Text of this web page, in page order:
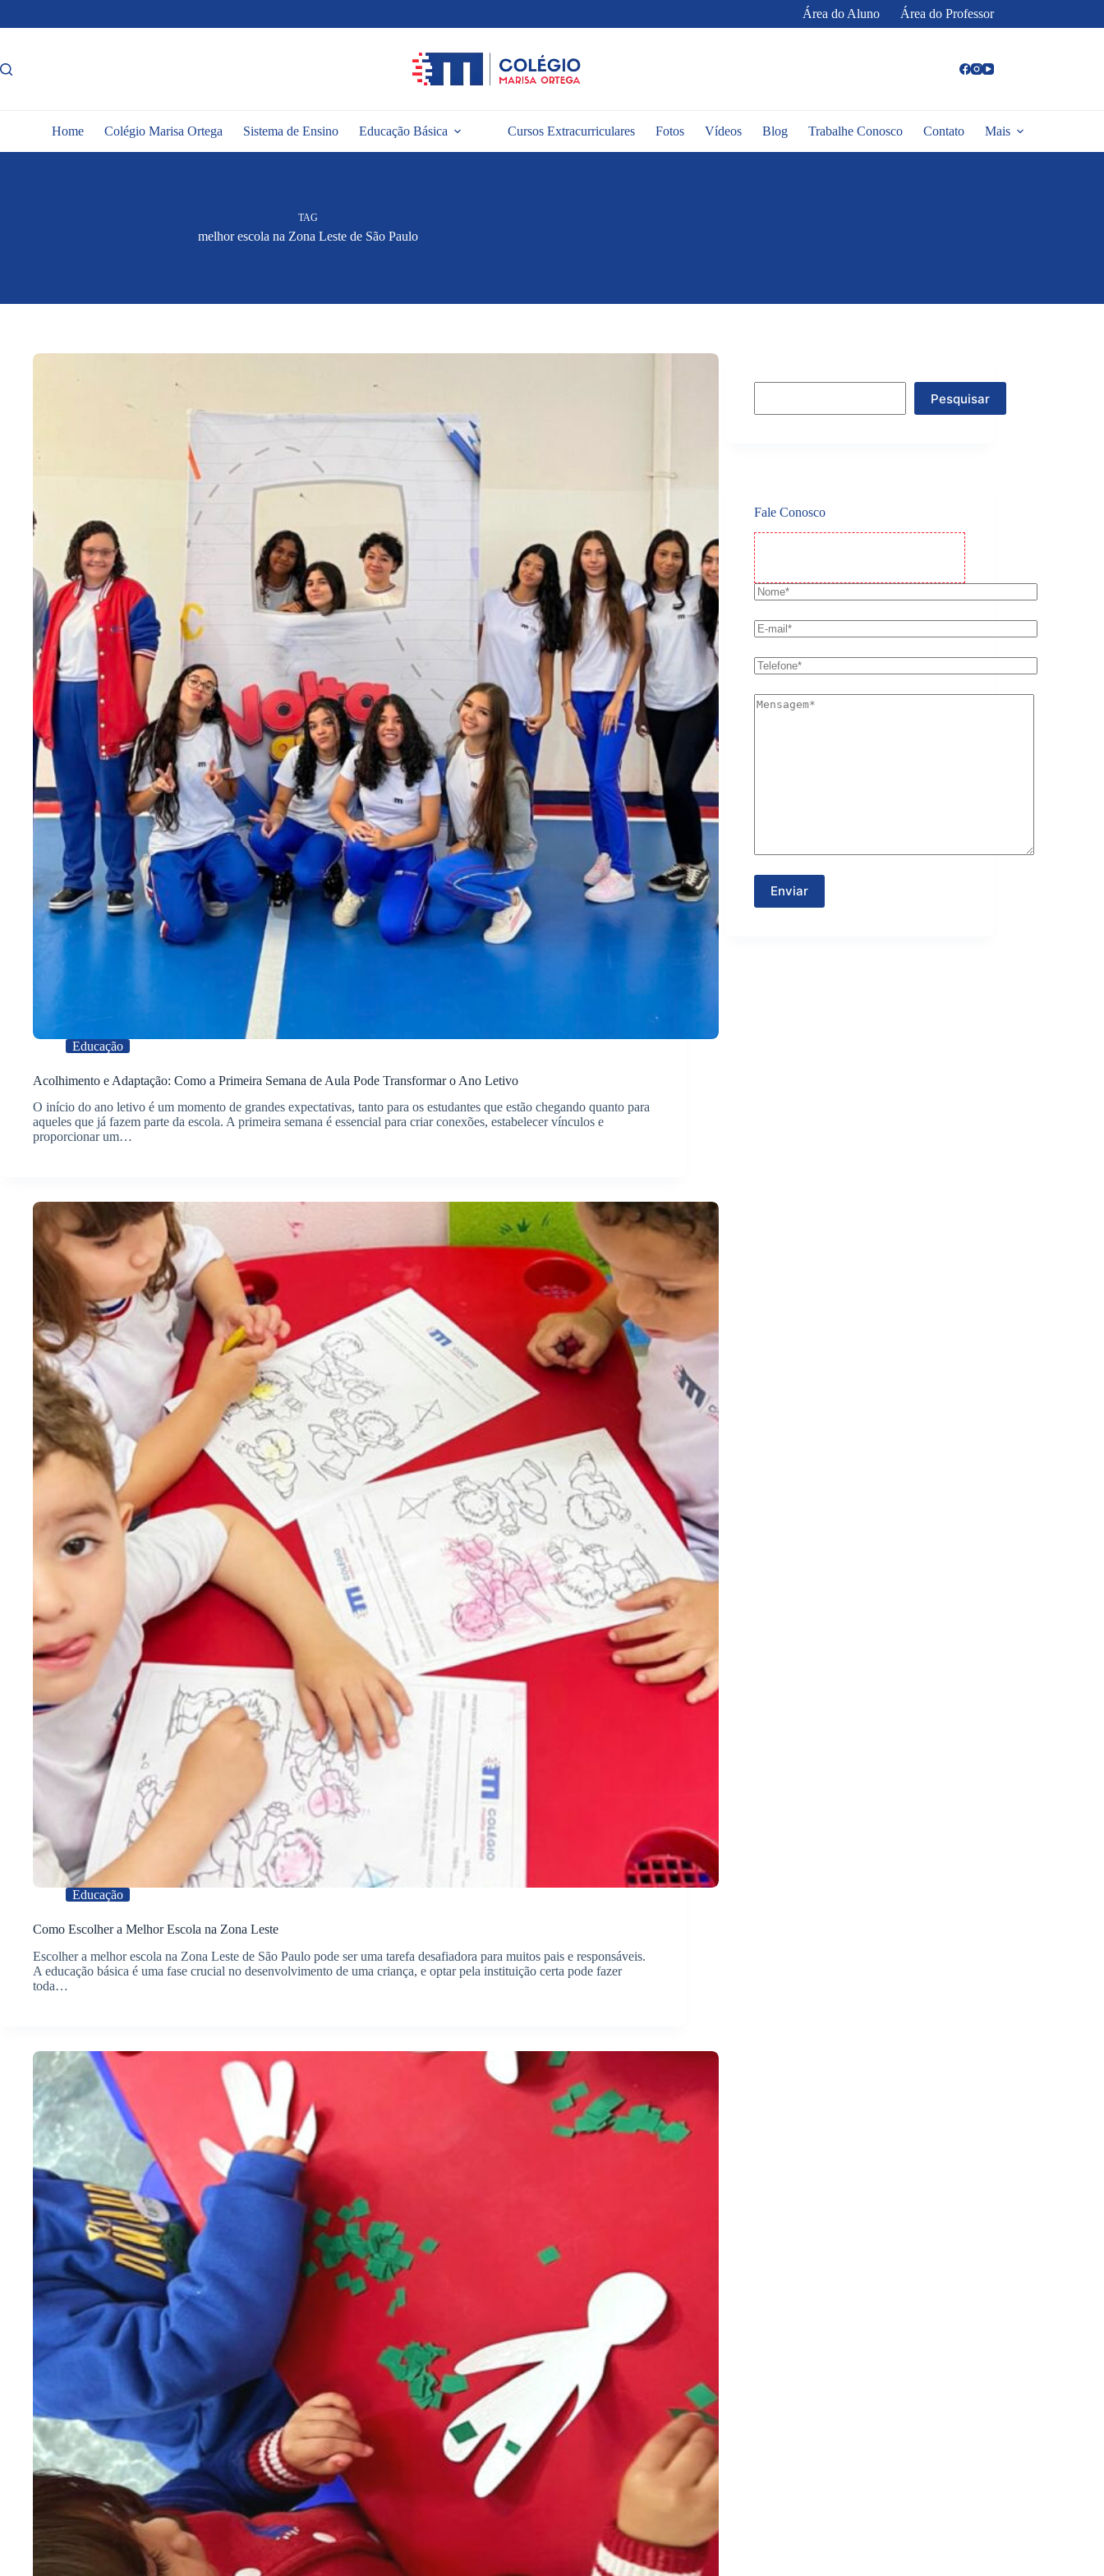
Área do Aluno Área do Professor
Home Colégio Marisa Ortega Sistema de Ensino Educação Básica Cursos Extracurriculares Fotos Vídeos Blog Trabalhe Conosco Contato Mais
TAG
melhor escola na Zona Leste de São Paulo
Educação
Acolhimento e Adaptação: Como a Primeira Semana de Aula Pode Transformar o Ano Letivo
O início do ano letivo é um momento de grandes expectativas, tanto para os estudantes que estão chegando quanto para
aqueles que já fazem parte da escola. A primeira semana é essencial para criar conexões, estabelecer vínculos e
proporcionar um…
Educação
Como Escolher a Melhor Escola na Zona Leste
Escolher a melhor escola na Zona Leste de São Paulo pode ser uma tarefa desafiadora para muitos pais e responsáveis.
A educação básica é uma fase crucial no desenvolvimento de uma criança, e optar pela instituição certa pode fazer
toda…
Pesquisar
Fale Conosco